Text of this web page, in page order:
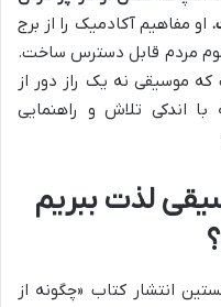
او مفاهیم آکادمیک را از برج
مردم قابل دسترس ساخت.
موسیقی نه یک راز دور از
اندکی تلاش و راهنمایی
لذت ببریم
انتشار کتاب «چگونه از